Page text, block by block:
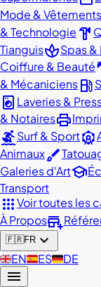
Mode & Vêtements
& Technologie hardware
TianguisspaSpas
Coiffure & Beauté
& Mécanicienslocal_gas_station
local_laundry_service Laveries &
& Notairesprint
surfingSurf & Sportattractions
Animauxbrush
Galeries d'Artschool
Transport
appsVoir toutes les
À Proposadd_business
🇫🇷FR expand_more
🇬🇧EN🇪🇸ES🇩🇪DE
menu